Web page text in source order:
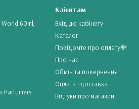
60ml,
Parfumers
Клієнтам
Вхід до кабінету
Каталог
Повідомте про оплату💸
Про нас
Обмін та повернення
Оплата і доставка
Відгуки про магазин